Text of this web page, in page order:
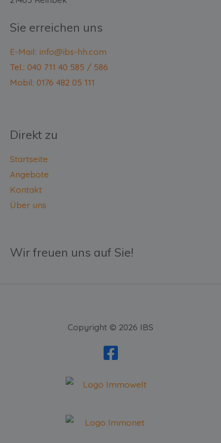
Sie erreichen uns
E-Mail: info@ibs-hh.com
Tel.: 040 711 40 585 / 586
Mobil: 0176 482 05 111
Direkt zu
Startseite
Angebote
Kontakt
Über uns
Wir freuen uns auf Sie!
Copyright © 2026 IBS